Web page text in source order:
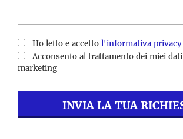
Ho letto e accetto l'informativa privacy
Acconsento al trattamento dei miei
marketing
INVIA LA TUA